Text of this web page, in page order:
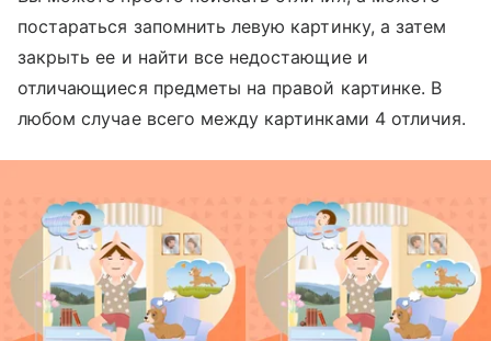
постараться запомнить левую картинку, а затем
закрыть ее и найти все недостающие и
отличающиеся предметы на правой картинке. В
любом случае всего между картинками 4 отличия.